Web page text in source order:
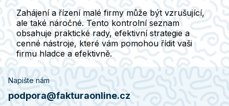
Zahájení a řízení malé firmy může být vzrušující,
ale také náročné. Tento kontrolní seznam
obsahuje praktické rady, efektivní strategie a
cenné nástroje, které vám pomohou řídit vaši
firmu hladce a efektivně.
Napište nám
podpora@fakturaonline.cz